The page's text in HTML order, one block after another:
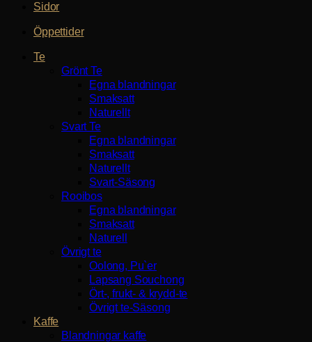
Sidor
Öppettider
Te
Grönt Te
Egna blandningar
Smaksatt
Naturellt
Svart Te
Egna blandningar
Smaksatt
Naturellt
Svart-Säsong
Rooibos
Egna blandningar
Smaksatt
Naturell
Övrigt te
Oolong, Pu`er
Lapsang Souchong
Ört-, frukt- & krydd-te
Övrigt te-Säsong
Kaffe
Blandningar kaffe